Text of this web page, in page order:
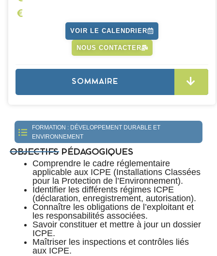
FORMATION : DÉVELOPPEMENT DURABLE ET
ENVIRONNEMENT
OBJECTIFS PÉDAGOGIQUES
Comprendre le cadre réglementaire
applicable aux ICPE (Installations Classées
pour la Protection de l’Environnement).
Identifier les différents régimes ICPE
(déclaration, enregistrement, autorisation).
Connaître les obligations de l’exploitant et
les responsabilités associées.
Savoir constituer et mettre à jour un dossier
ICPE.
Maîtriser les inspections et contrôles liés
aux ICPE.
VOIR LE CALENDRIER
NOUS CONTACTER
SOMMAIRE